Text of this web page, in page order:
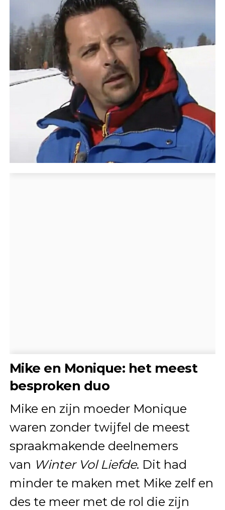
Mike en Monique: het meest
besproken duo
Mike en zijn moeder Monique
waren zonder twijfel de meest
spraakmakende deelnemers
van Winter Vol Liefde. Dit had
minder te maken met Mike zelf en
des te meer met de rol die zijn